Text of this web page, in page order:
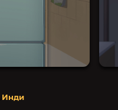
Инди